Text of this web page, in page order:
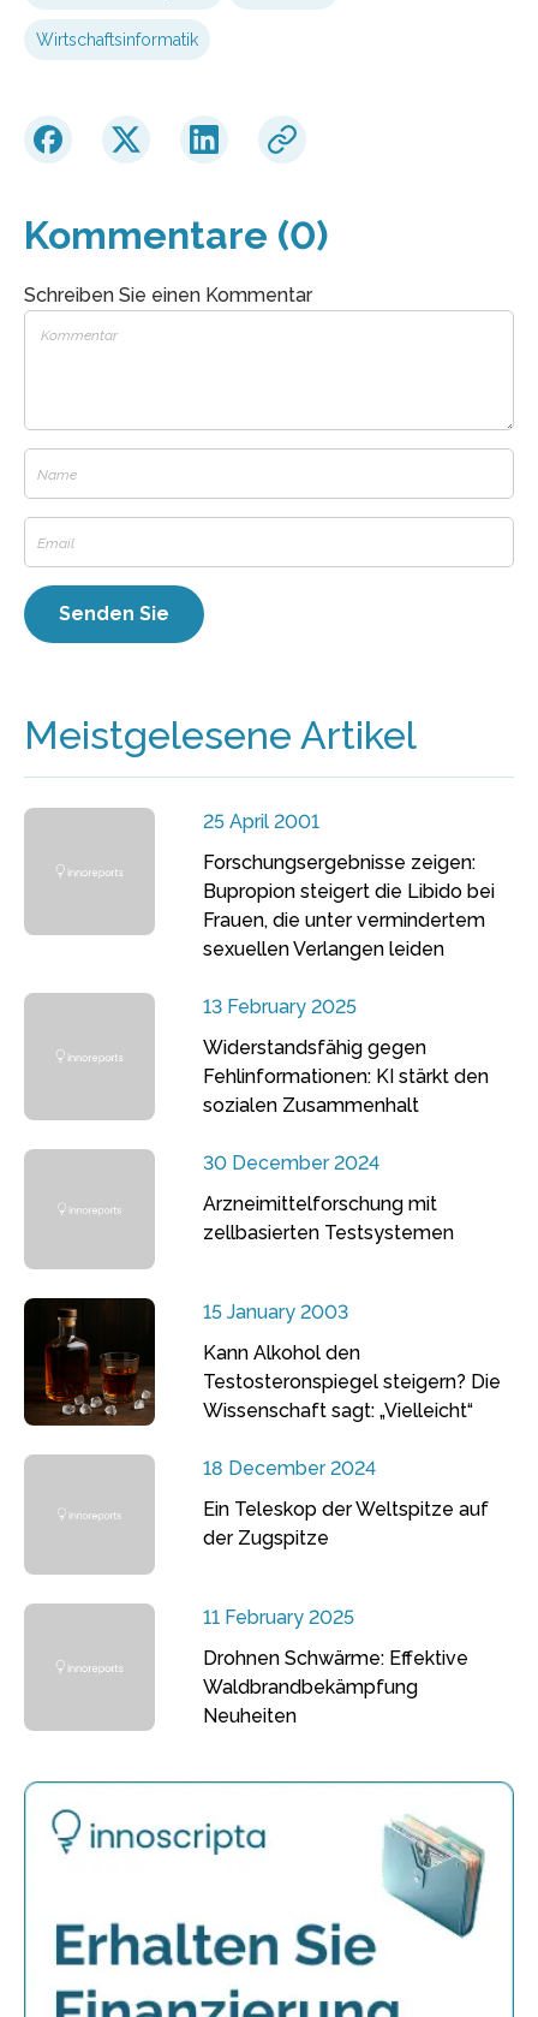
Wirtschaftsinformatik
Kommentare (0)
Schreiben Sie einen Kommentar
Meistgelesene Artikel
25 April 2001
Forschungsergebnisse zeigen:
Bupropion steigert die Libido bei
Frauen, die unter vermindertem
sexuellen Verlangen leiden
13 February 2025
Widerstandsfähig gegen
Fehlinformationen: KI stärkt den
sozialen Zusammenhalt
30 December 2024
Arzneimittelforschung mit
zellbasierten Testsystemen
15 January 2003
Kann Alkohol den
Testosteronspiegel steigern? Die
Wissenschaft sagt: „Vielleicht“
18 December 2024
Ein Teleskop der Weltspitze auf
der Zugspitze
11 February 2025
Drohnen Schwärme: Effektive
Waldbrandbekämpfung
Neuheiten